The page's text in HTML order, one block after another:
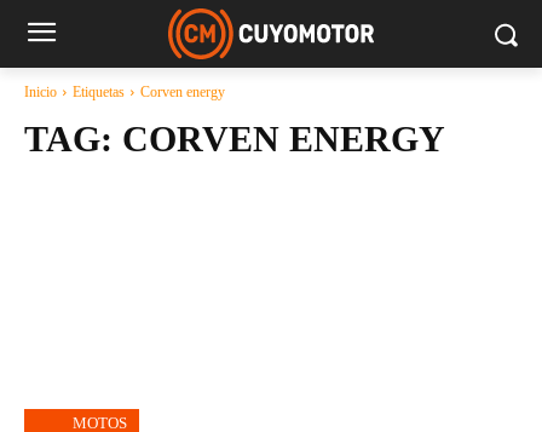
Inicio Etiquetas Corven energy
TAG: CORVEN ENERGY
MOTOS